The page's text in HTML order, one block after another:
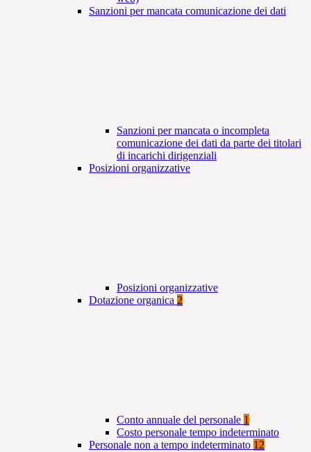
Sanzioni per mancata comunicazione dei dati
Sanzioni per mancata o incompleta
comunicazione dei dati da parte dei titolari
di incarichi dirigenziali
Posizioni organizzative
Posizioni organizzative
Dotazione organica 2
Conto annuale del personale 1
Costo personale tempo indeterminato
Personale non a tempo indeterminato 12